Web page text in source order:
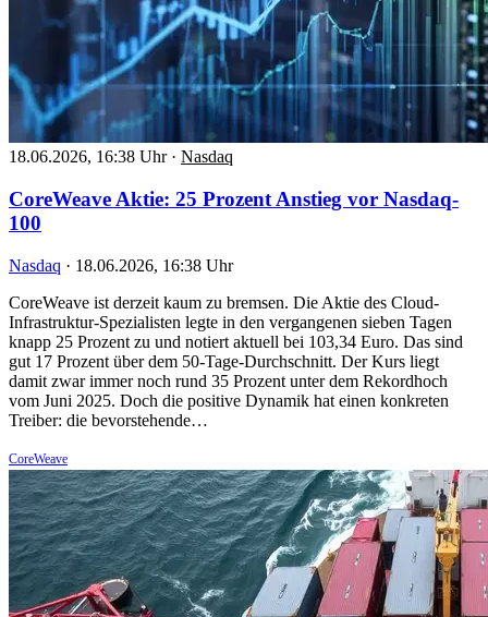
18.06.2026, 16:38 Uhr · Nasdaq
CoreWeave Aktie: 25 Prozent Anstieg vor Nasdaq-
100
Nasdaq · 18.06.2026, 16:38 Uhr
CoreWeave ist derzeit kaum zu bremsen. Die Aktie des Cloud-
Infrastruktur-Spezialisten legte in den vergangenen sieben Tagen
knapp 25 Prozent zu und notiert aktuell bei 103,34 Euro. Das sind
gut 17 Prozent über dem 50-Tage-Durchschnitt. Der Kurs liegt
damit zwar immer noch rund 35 Prozent unter dem Rekordhoch
vom Juni 2025. Doch die positive Dynamik hat einen konkreten
Treiber: die bevorstehende…
CoreWeave